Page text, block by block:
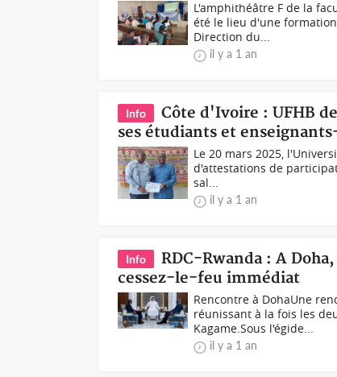
L'amphithéâtre F de la
été le lieu d'une
Direction du...
il y a 1 an
Info
Côte d'Ivoire : UFHB
ses étudiants et
Le 20 mars 2025,
d'attestations de
sal...
il y a 1 an
Info
RDC-Rwanda : A
cessez-le-feu immédiat
Rencontre à DohaUne
réunissant à la fois les
Kagame.Sous l'égide...
il y a 1 an